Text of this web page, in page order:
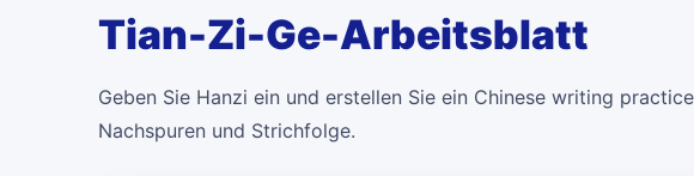
Tian-Zi-Ge-Arbeitsblatt
Geben Sie Hanzi ein und erstellen Sie ein Chinese writing
Nachspuren und Strichfolge.